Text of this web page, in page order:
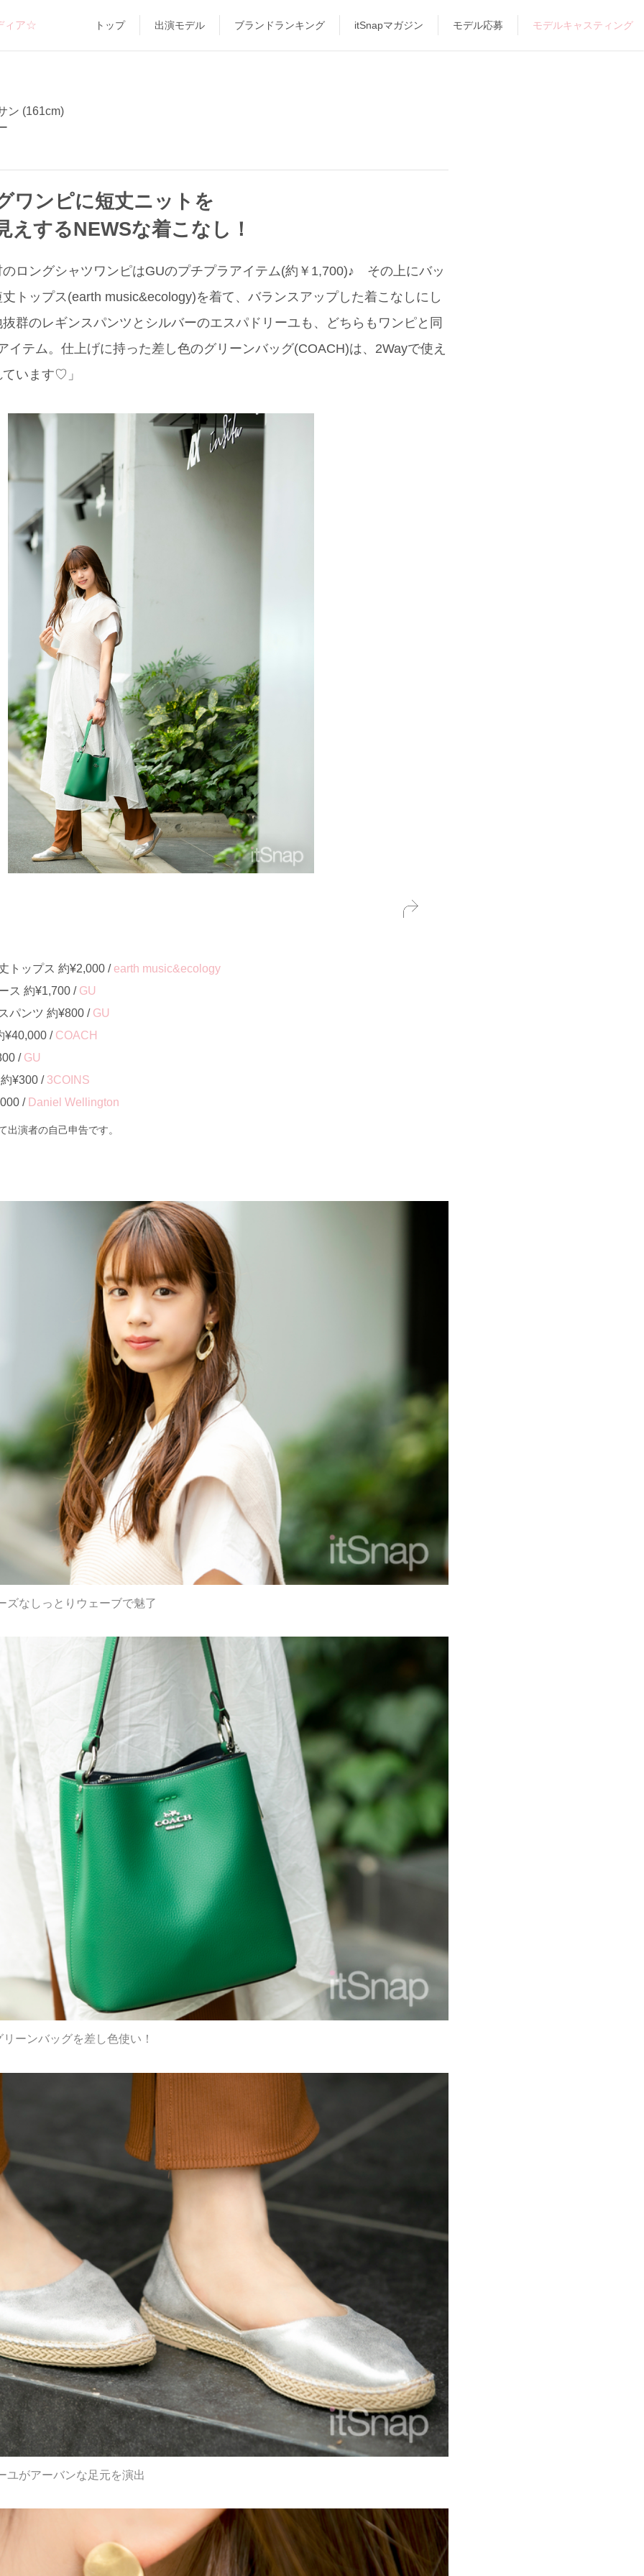
ィア☆ トップ 出演モデル ブランドランキング itSnapマガジン モデル応募 モデルキャスティング
ン (161cm)
ワンピに短丈ニットを
えするNEWSな着こなし！
ロングシャツワンピはGUのプチプラアイテム(約￥1,700)♪ その上にバッ
トップス(earth music&ecology)を着て、バランスアップした着こなしにし
のレギンスパンツとシルバーのエスパドリーユも、どちらもワンピと同
イテム。仕上げに持った差し色のグリーンバッグ(COACH)は、2Wayで使え
います♡」
トップス 約¥2,000 / earth music&ecology
ス 約¥1,700 / GU
パンツ 約¥800 / GU
¥40,000 / COACH
/ GU
¥300 / 3COINS
/ Daniel Wellington
演者の自己申告です。
ズなしっとりウェーブで魅了
ーンバッグを差し色使い！
ユがアーバンな足元を演出